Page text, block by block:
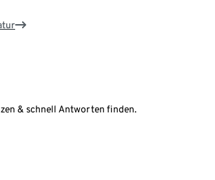
& schnell Antworten finden.